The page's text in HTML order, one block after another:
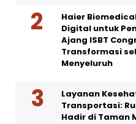
Haier
Digital untuk
Ajang ISBT
Transformasi
Menyeluruh
Layanan
Transportasi:
Hadir di Taman